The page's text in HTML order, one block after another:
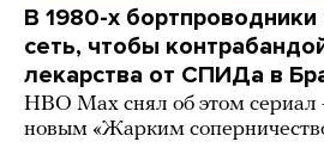
В 1980-х
сеть, чтобы
лекарства от СПИДа в
HBO Max снял об этом
новым «Жарким